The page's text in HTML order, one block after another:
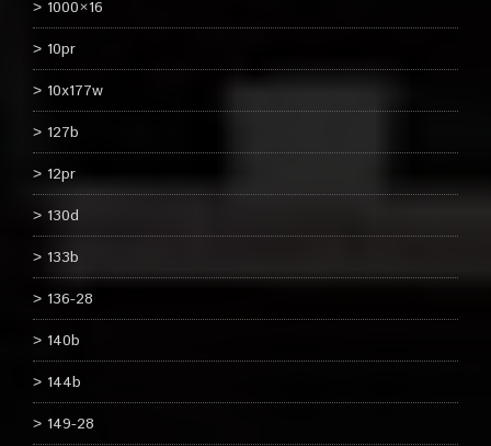
1000×16
10pr
10x177w
127b
12pr
130d
133b
136-28
140b
144b
149-28